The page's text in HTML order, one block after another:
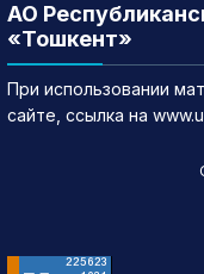
АО
«Тошкент»
При использовании
сайте, ссылка на